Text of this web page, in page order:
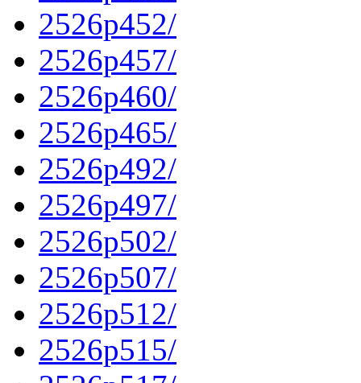
2526p452/
2526p457/
2526p460/
2526p465/
2526p492/
2526p497/
2526p502/
2526p507/
2526p512/
2526p515/